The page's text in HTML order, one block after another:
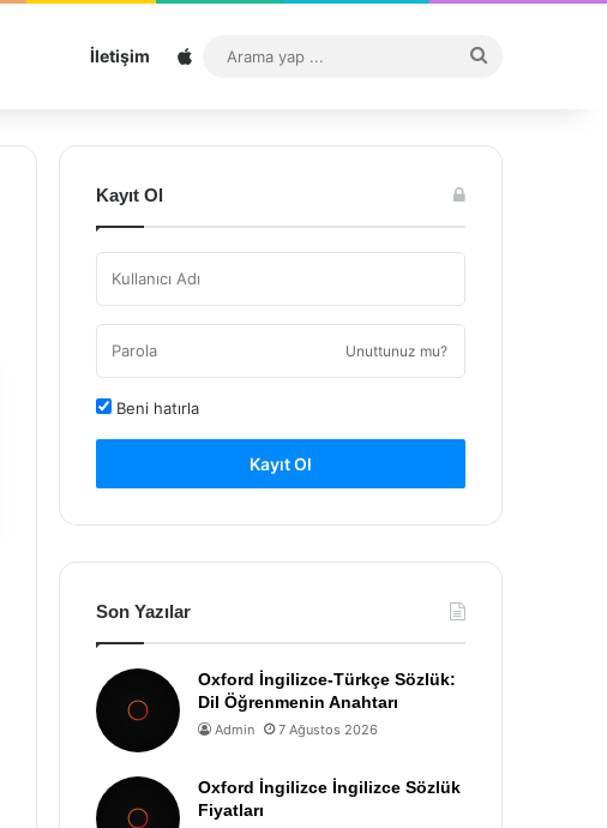
İletişim Sitemap
...
Kayıt Ol
Unuttunuz mu?
Beni hatırla
Kayıt Ol
Son Yazılar
Oxford İngilizce-Türkçe Sözlük:
Dil Öğrenmenin Anahtarı
Admin 7 Ağustos 2026
Oxford İngilizce İngilizce Sözlük
Fiyatları